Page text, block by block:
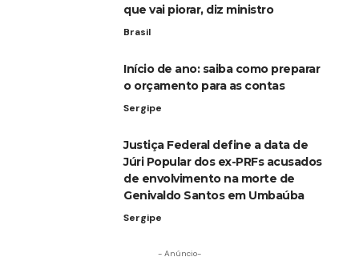
que vai piorar, diz ministro
Brasil
Início de ano: saiba como preparar
o orçamento para as contas
Sergipe
Justiça Federal define a data de
Júri Popular dos ex-PRFs acusados
de envolvimento na morte de
Genivaldo Santos em Umbaúba
Sergipe
- Anúncio-